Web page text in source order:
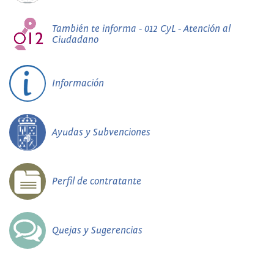
También te informa - 012 CyL - Atención al
Ciudadano
Información
Ayudas y Subvenciones
Perfil de contratante
Quejas y Sugerencias